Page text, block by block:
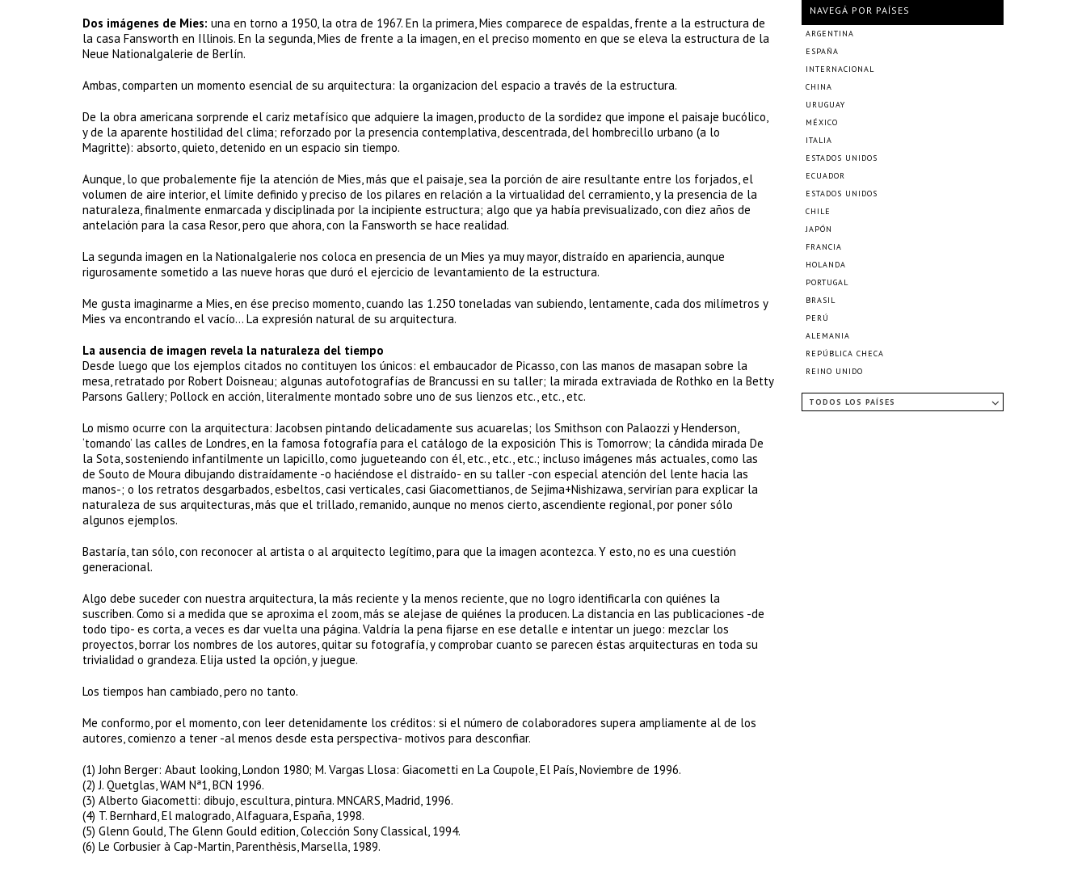
Dos imágenes de Mies: una en torno a 1950, la otra de 1967. En la primera, Mies comparece de espaldas, frente a la estructura de
la casa Fansworth en Illinois. En la segunda, Mies de frente a la imagen, en el preciso momento en que se eleva la estructura de la
Neue Nationalgalerie de Berlín.
Ambas, comparten un momento esencial de su arquitectura: la organizacion del espacio a través de la estructura.
De la obra americana sorprende el cariz metafísico que adquiere la imagen, producto de la sordidez que impone el paisaje bucólico,
y de la aparente hostilidad del clima; reforzado por la presencia contemplativa, descentrada, del hombrecillo urbano (a lo
Magritte): absorto, quieto, detenido en un espacio sin tiempo.
Aunque, lo que probalemente fije la atención de Mies, más que el paisaje, sea la porción de aire resultante entre los forjados, el
volumen de aire interior, el límite definido y preciso de los pilares en relación a la virtualidad del cerramiento, y la presencia de la
naturaleza, finalmente enmarcada y disciplinada por la incipiente estructura; algo que ya había previsualizado, con diez años de
antelación para la casa Resor, pero que ahora, con la Fansworth se hace realidad.
La segunda imagen en la Nationalgalerie nos coloca en presencia de un Mies ya muy mayor, distraído en apariencia, aunque
rigurosamente sometido a las nueve horas que duró el ejercicio de levantamiento de la estructura.
Me gusta imaginarme a Mies, en ése preciso momento, cuando las 1.250 toneladas van subiendo, lentamente, cada dos milímetros y
Mies va encontrando el vacío… La expresión natural de su arquitectura.
La ausencia de imagen revela la naturaleza del tiempo
Desde luego que los ejemplos citados no contituyen los únicos: el embaucador de Picasso, con las manos de masapan sobre la
mesa, retratado por Robert Doisneau; algunas autofotografías de Brancussi en su taller; la mirada extraviada de Rothko en la Betty
Parsons Gallery; Pollock en acción, literalmente montado sobre uno de sus lienzos etc., etc., etc.
Lo mismo ocurre con la arquitectura: Jacobsen pintando delicadamente sus acuarelas; los Smithson con Palaozzi y Henderson,
‘tomando’ las calles de Londres, en la famosa fotografía para el catálogo de la exposición This is Tomorrow; la cándida mirada De
la Sota, sosteniendo infantilmente un lapicillo, como jugueteando con él, etc., etc., etc.; incluso imágenes más actuales, como las
de Souto de Moura dibujando distraídamente -o haciéndose el distraído- en su taller -con especial atención del lente hacia las
manos-; o los retratos desgarbados, esbeltos, casi verticales, casi Giacomettianos, de Sejima+Nishizawa, servirían para explicar la
naturaleza de sus arquitecturas, más que el trillado, remanido, aunque no menos cierto, ascendiente regional, por poner sólo
algunos ejemplos.
Bastaría, tan sólo, con reconocer al artista o al arquitecto legítimo, para que la imagen acontezca. Y esto, no es una cuestión
generacional.
Algo debe suceder con nuestra arquitectura, la más reciente y la menos reciente, que no logro identificarla con quiénes la
suscriben. Como si a medida que se aproxima el zoom, más se alejase de quiénes la producen. La distancia en las publicaciones -de
todo tipo- es corta, a veces es dar vuelta una página. Valdría la pena fijarse en ese detalle e intentar un juego: mezclar los
proyectos, borrar los nombres de los autores, quitar su fotografía, y comprobar cuanto se parecen éstas arquitecturas en toda su
trivialidad o grandeza. Elija usted la opción, y juegue.
Los tiempos han cambiado, pero no tanto.
Me conformo, por el momento, con leer detenidamente los créditos: si el número de colaboradores supera ampliamente al de los
autores, comienzo a tener -al menos desde esta perspectiva- motivos para desconfiar.
(1) John Berger: Abaut looking, London 1980; M. Vargas Llosa: Giacometti en La Coupole, El País, Noviembre de 1996.
(2) J. Quetglas, WAM Nª1, BCN 1996.
(3) Alberto Giacometti: dibujo, escultura, pintura. MNCARS, Madrid, 1996.
(4) T. Bernhard, El malogrado, Alfaguara, España, 1998.
(5) Glenn Gould, The Glenn Gould edition, Colección Sony Classical, 1994.
(6) Le Corbusier à Cap-Martin, Parenthèsis, Marsella, 1989.
NAVEGÁ POR PAÍSES
ARGENTINA
ESPAÑA
INTERNACIONAL
CHINA
URUGUAY
MÉXICO
ITALIA
ESTADOS UNIDOS
ECUADOR
ESTADOS UNIDOS
CHILE
JAPÓN
FRANCIA
HOLANDA
PORTUGAL
BRASIL
PERÚ
ALEMANIA
REPÚBLICA CHECA
REINO UNIDO
TODOS LOS PAÍSES